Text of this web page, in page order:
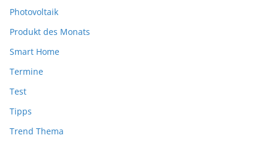
Photovoltaik
Produkt des Monats
Smart Home
Termine
Test
Tipps
Trend Thema